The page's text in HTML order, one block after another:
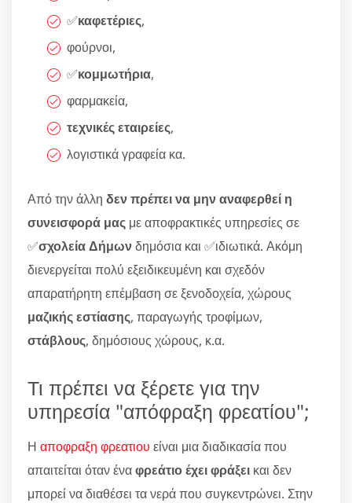
✅καφετέριες,
φούρνοι,
✅κομμωτήρια,
φαρμακεία,
τεχνικές εταιρείες,
λογιστικά γραφεία κα.
Από την άλλη δεν πρέπει να μην αναφερθεί η
συνεισφορά μας με αποφρακτικές υπηρεσίες σε
✅σχολεία Δήμωνδημόσια και ✅ιδιωτικά. Ακόμη
διενεργείται πολύ εξειδικευμένη και σχεδόν
απαρατήρητη επέμβαση σε ξενοδοχεία, χώρους
μαζικής εστίασης, παραγωγής τροφίμων,
στάβλους, δημόσιους χώρους, κ.α.
Τι πρέπει να ξέρετε για την
υπηρεσία "απόφραξη φρεατίου";
Η αποφραξη φρεατιου είναι μια διαδικασία που
απαιτείται όταν έναφρεάτιο έχει φράξει και δεν
μπορεί να διαθέσει τα νερά που συγκεντρώνει. Στην